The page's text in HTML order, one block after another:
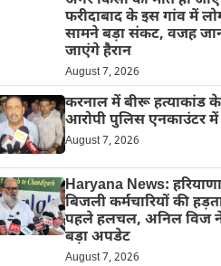
फरीदाबाद के इस गांव में
सामने बड़ा संकट, वजह
जाएंगे हैरान
August 7, 2026
करनाल में बीरू हत्याकांड के
आरोपी पुलिस एनकाउंटर में
August 7, 2026
Haryana News:
बिजली कर्मचारियों की
पहले हलचल, अनिल विज ने
बड़ा अपडेट
August 7, 2026